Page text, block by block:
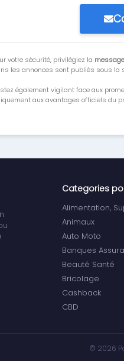
votre sécurité, privilégiez la
les annonces sont publiés sous la
également vigilant face aux
aux avantages officiels du
Categories
Alimentation,
Animaux
Auto Moto
Banques
Beauté Santé
Bricolage
Cashback
CBD
© 2026